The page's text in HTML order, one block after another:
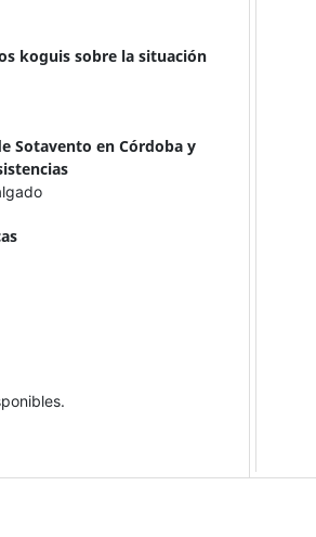
koguis sobre la situación
Sotavento en Córdoba y